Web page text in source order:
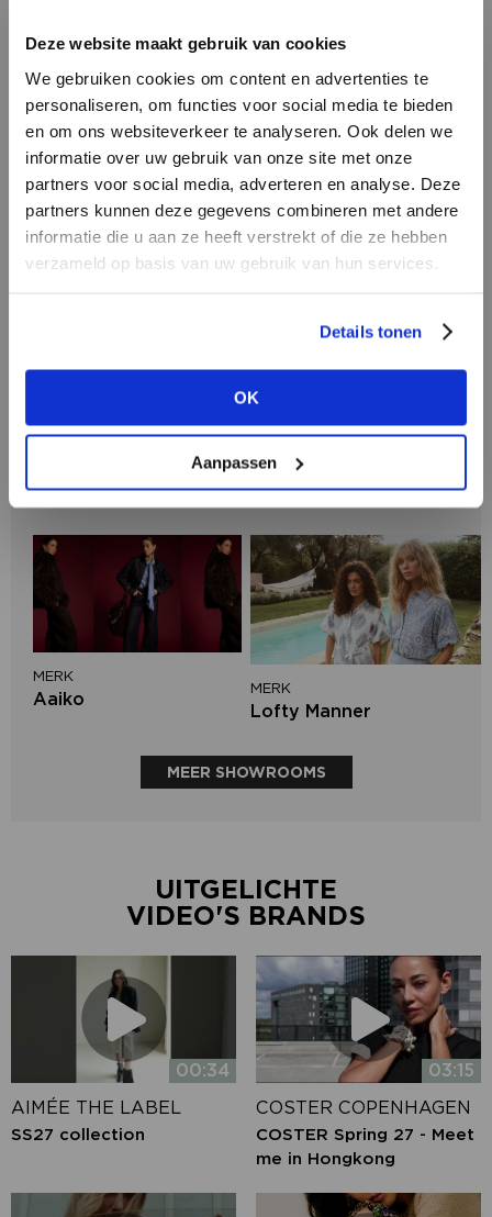
Deze website maakt gebruik van cookies
We gebruiken cookies om content en advertenties te
personaliseren, om functies voor social media te bieden
en om ons websiteverkeer te analyseren. Ook delen we
informatie over uw gebruik van onze site met onze
partners voor social media, adverteren en analyse. Deze
partners kunnen deze gegevens combineren met andere
informatie die u aan ze heeft verstrekt of die ze hebben
verzameld op basis van uw gebruik van hun services.
Details tonen
OK
Aanpassen
INLOGGEN
Wachtwoord
INLOGGEN
NOG GEEN ACCOUNT?
MERK
Aimée the Label
Circle of Trust
MERK
MERK
PENN&INK N.Y
MERK
Aaiko
MERK
Lofty Manner
MEER SHOWROOMS
UITGELICHTE
VIDEO'S BRANDS
00:34
AIMÉE THE LABEL
SS27 collection
03:15
COSTER COPENHAGEN
COSTER Spring 27 - Meet
me in Hongkong